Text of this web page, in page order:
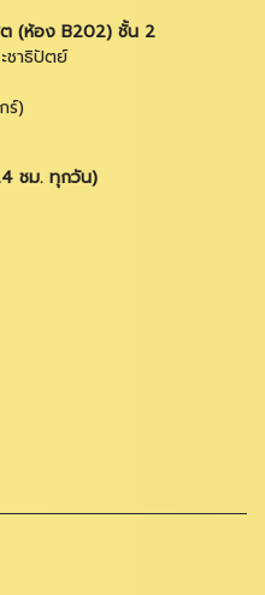
(ห้อง B202) ชั้น 2
ชาธิปัตย์
ร์)
ชม. ทุกวัน)